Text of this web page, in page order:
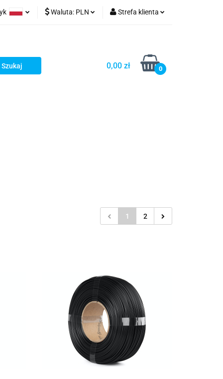
Waluta: PLN Strefa klienta
Zarejestruj się
Dodaj zgłoszenie
0,00 zł 0
wydruk
1 2